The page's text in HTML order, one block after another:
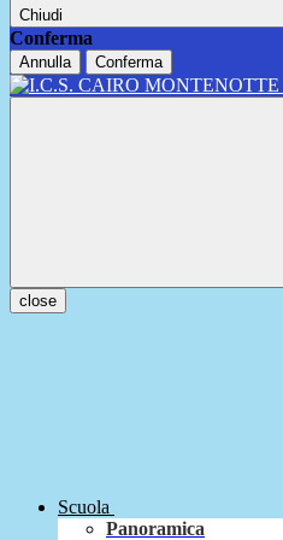
Chiudi
Conferma
Annulla Conferma
close
Scuola
Panoramica